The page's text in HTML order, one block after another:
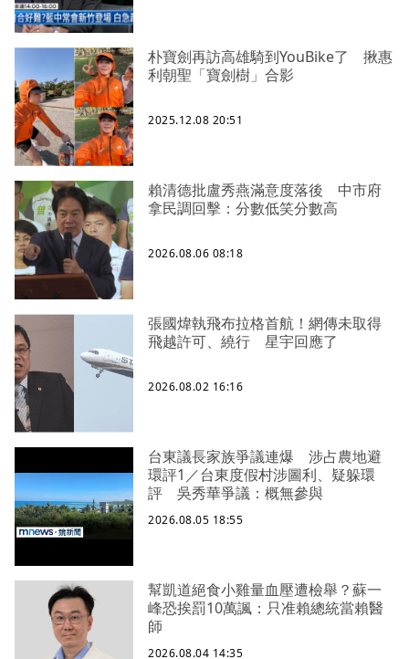
朴寶劍再訪高雄騎到YouBike了 揪惠
利朝聖「寶劍樹」合影
2025.12.08 20:51
賴清德批盧秀燕滿意度落後 中市府
拿民調回擊：分數低笑分數高
2026.08.06 08:18
張國煒執飛布拉格首航！網傳未取得
飛越許可、繞行 星宇回應了
2026.08.02 16:16
台東議長家族爭議連爆 涉占農地避
環評1／台東度假村涉圖利、疑躲環
評 吳秀華爭議：概無參與
2026.08.05 18:55
幫凱道絕食小雞量血壓遭檢舉？蘇一
峰恐挨罰10萬諷：只准賴總統當賴醫
師
2026.08.04 14:35